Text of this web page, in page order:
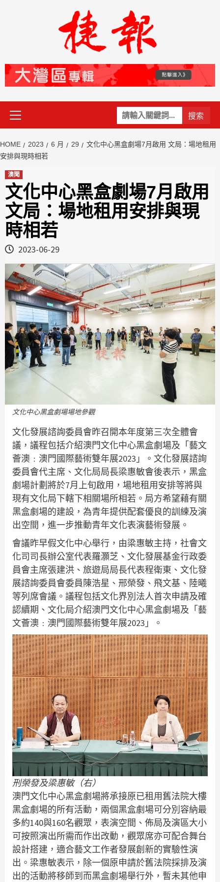
關
鍵
Primary
Menu
HOME 2023 6 月 29
文化中心黑盒劇場7月啟用 文局：場地租用
安排與現時相若
澳聞
文化中心黑盒劇場7月啟用
文局：場地租用安排與現
時相若
2023-06-29
文化中心黑盒劇場場地參觀
文化發展諮詢委員會昨召開本年度第三次全體會
議，議程包括介紹澳門文化中心黑盒劇場及「藝文
薈澳﹕澳門國際藝術雙年展2023」。文化發展諮詢
委員會代主席、文化局局長梁惠敏會後表示，黑盒
劇場計劃將於7月上旬啟用，場地租用安排等將與
現有文化局下轄下相關場所相若。局方希望藉有關
黑盒劇場的建設，為青年提供配套優良的訓練及演
出空間，進一步推動青年文化表演藝術發展。
會議昨早假文化中心舉行，由梁惠敏主持，社會文
化司司長辦公室代表羅灝芝、文化發展基金行政委
員會主席張建洪、旅遊局局長代表程衛東、文化發
展諮詢委員會委員陳浩星、邢榮發、飛文基、陸曦
等列席會議。議程包括文化界別法人首次申請及確
認續期、文化局介紹澳門文化中心黑盒劇場及「藝
文薈澳﹕澳門國際藝術雙年展2023」。
刑榮發及梁惠敏（右）
澳門文化中心黑盒劇場將承接原已租用舊法院大樓
黑盒劇場的所有活動，兩個黑盒劇場可分別容納最
多約140與160名觀眾，表演空間、佈局及演區大小
可按照演出所需而作出改動，觀眾席亦可配合舞台
設計搭建，適合藝文工作者發展創新的實驗性演
出。梁惠敏表示，除一個原申請於舊法院採排及演
出的活動將移師到而黑盒劇場舉行外，暫未其他申